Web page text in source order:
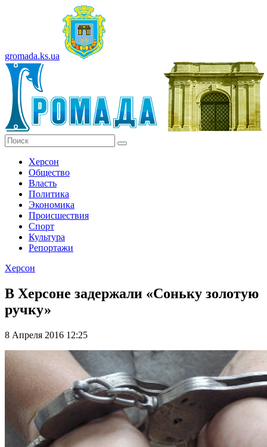
gromada.ks.ua
Херсон
Общество
Власть
Политика
Экономика
Происшествия
Спорт
Культура
Репортажи
Херсон
В Херсоне задержали «Соньку золотую
ручку»
8 Апреля 2016 12:25